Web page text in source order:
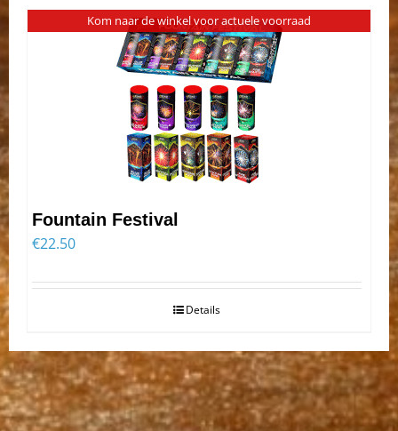
Kom naar de winkel voor actuele voorraad
Fountain Festival
€22.50
Details